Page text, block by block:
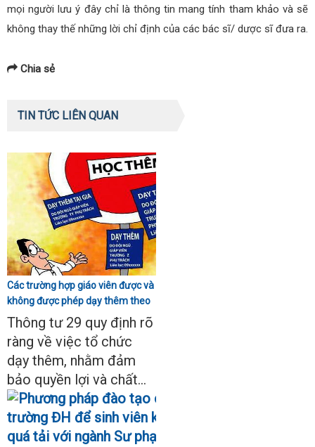
mọi người lưu ý đây chỉ là thông tin mang tính tham khảo và sẽ
không thay thế những lời chỉ định của các bác sĩ/ dược sĩ đưa ra.
Chia sẻ
TIN TỨC LIÊN QUAN
Các trường hợp giáo viên được và
không được phép dạy thêm theo
Thông tư 29
Thông tư 29 quy định rõ
ràng về việc tổ chức
dạy thêm, nhằm đảm
bảo quyền lợi và chất...